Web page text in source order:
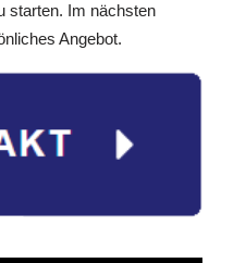
starten. Im nächsten
Angebot.